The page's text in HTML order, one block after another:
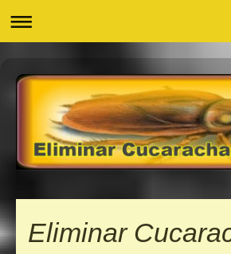
Eliminar